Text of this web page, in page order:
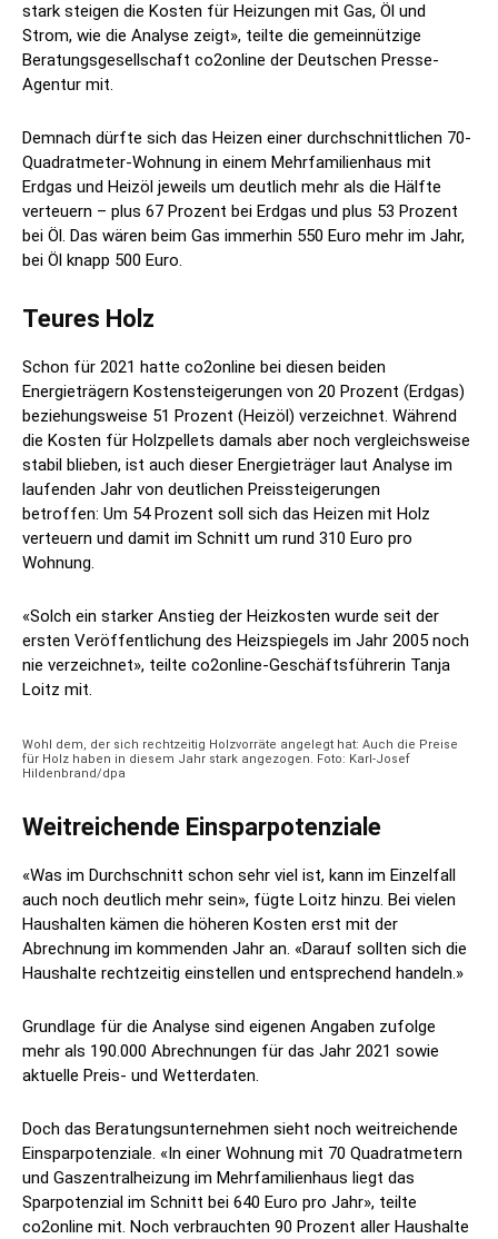
stark steigen die Kosten für Heizungen mit Gas, Öl und
Strom, wie die Analyse zeigt», teilte die gemeinnützige
Beratungsgesellschaft co2online der Deutschen Presse-
Agentur mit.
Demnach dürfte sich das Heizen einer durchschnittlichen 70-
Quadratmeter-Wohnung in einem Mehrfamilienhaus mit
Erdgas und Heizöl jeweils um deutlich mehr als die Hälfte
verteuern – plus 67 Prozent bei Erdgas und plus 53 Prozent
bei Öl. Das wären beim Gas immerhin 550 Euro mehr im Jahr,
bei Öl knapp 500 Euro.
Teures Holz
Schon für 2021 hatte co2online bei diesen beiden
Energieträgern Kostensteigerungen von 20 Prozent (Erdgas)
beziehungsweise 51 Prozent (Heizöl) verzeichnet. Während
die Kosten für Holzpellets damals aber noch vergleichsweise
stabil blieben, ist auch dieser Energieträger laut Analyse im
laufenden Jahr von deutlichen Preissteigerungen
betroffen: Um 54 Prozent soll sich das Heizen mit Holz
verteuern und damit im Schnitt um rund 310 Euro pro
Wohnung.
«Solch ein starker Anstieg der Heizkosten wurde seit der
ersten Veröffentlichung des Heizspiegels im Jahr 2005 noch
nie verzeichnet», teilte co2online-Geschäftsführerin Tanja
Loitz mit.
Wohl dem, der sich rechtzeitig Holzvorräte angelegt hat: Auch die Preise
für Holz haben in diesem Jahr stark angezogen. Foto: Karl-Josef
Hildenbrand/dpa
Weitreichende Einsparpotenziale
«Was im Durchschnitt schon sehr viel ist, kann im Einzelfall
auch noch deutlich mehr sein», fügte Loitz hinzu. Bei vielen
Haushalten kämen die höheren Kosten erst mit der
Abrechnung im kommenden Jahr an. «Darauf sollten sich die
Haushalte rechtzeitig einstellen und entsprechend handeln.»
Grundlage für die Analyse sind eigenen Angaben zufolge
mehr als 190.000 Abrechnungen für das Jahr 2021 sowie
aktuelle Preis- und Wetterdaten.
Doch das Beratungsunternehmen sieht noch weitreichende
Einsparpotenziale. «In einer Wohnung mit 70 Quadratmetern
und Gaszentralheizung im Mehrfamilienhaus liegt das
Sparpotenzial im Schnitt bei 640 Euro pro Jahr», teilte
co2online mit. Noch verbrauchten 90 Prozent aller Haushalte